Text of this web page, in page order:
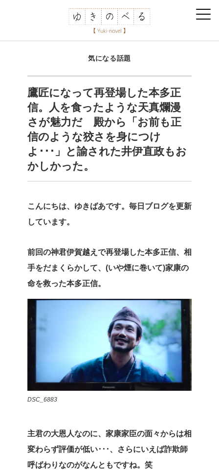
気になる話題
鷹匠になって再登場した本多正
信。人を食ったような天真爛漫
さが魅力だ 殿から「お前も正
信のような狡さを身につけ
よ･･･」と諭された井伊直政もお
かしかった。
こんにちは、ゆきばあです。毎日ブログを更新
しています。
前回の神君伊賀越えで再登場した本多正信、相
手をだまくらかして、(いや煙に巻いて)家康の
命を救った本多正信。
DSC_6883
主君の大恩人なのに、家康家臣の面々からは相
変わらず評価が低い･･･、さらにいえば詐欺師
呼ばわりなのがなんともですね。笑